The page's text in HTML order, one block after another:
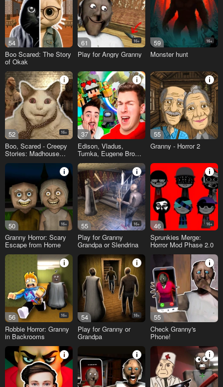
54
Boo Scared: The Story
of Okak
61 16+
Play for Angry Granny
59 16+
Monster hunt
52 16+
Boo, Scared - Creepy
Stories: Madhouse
37
Edison, Vladus,
Tumka, Eugene Bro
55
Granny - Horror 2
50 16+
Granny Horror: Scary
Escape from Home
55 16+
Play for Granny
Grandpa or Slendrina
46 16+
Sprunkies Merge:
Horror Mod Phase 2.0
56 16+
Robbie Horror: Granny
in Backrooms
54 18+
Play for Granny or
Grandpa
55
Check Granny's
Phone!